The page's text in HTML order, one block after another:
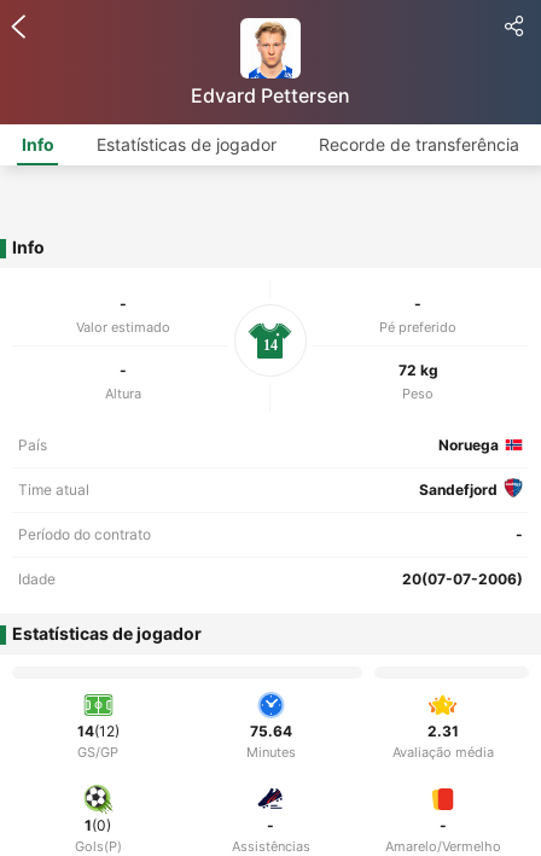
Edvard Pettersen
Info Estatísticas de jogador Recorde de transferência
Info
-
Valor estimado
-
Pé preferido
-
Altura
72 kg
Peso
14
País Noruega
Time atual Sandefjord
Período do contrato -
Idade 20(07-07-2006)
Estatísticas de jogador
14(12)
GS/GP
75.64
Minutes
2.31
Avaliação média
1(0)
Gols(P)
-
Assistências
-
Amarelo/Vermelho